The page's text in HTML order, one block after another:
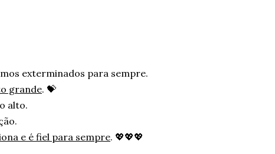
exterminados para sempre.
grande. 💝
alto.
e é fiel para sempre. 💖💖💖